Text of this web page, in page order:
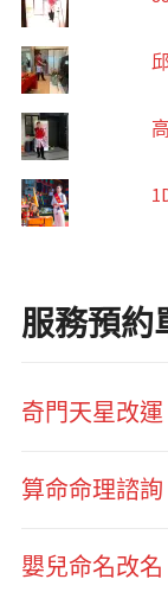
服務預約
奇門天星改運
算命命理諮詢
嬰兒命名改名